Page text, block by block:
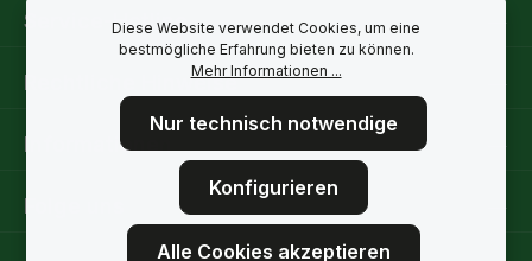
Service-Hotline
Rechtliche Hinweise
Informationen
Folge uns
Diese Website verwendet Cookies, um eine
bestmögliche Erfahrung bieten zu können.
Mehr Informationen ...
Nur technisch notwendige
Konfigurieren
Alle Cookies akzeptieren